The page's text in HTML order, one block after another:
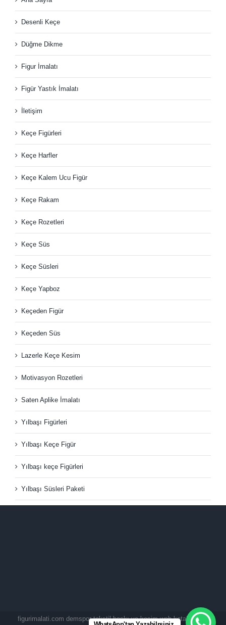
Desenli Keçe
Düğme Dikme
Figur İmalatı
Figür Yastık İmalatı
İletişim
Keçe Figürleri
Keçe Harfler
Keçe Kalem Ucu Figür
Keçe Rakam
Keçe Rozetleri
Keçe Süs
Keçe Süsleri
Keçe Yapboz
Keçeden Figür
Keçeden Süs
Lazerle Keçe Kesim
Motivasyon Rozetleri
Saten Aplike İmalatı
Yılbaşı Figürleri
Yılbaşı Keçe Figür
Yılbaşı keçe Figürleri
Yılbaşı Süsleri Paketi
figurimalati.com demspor tekstil baskı ve kesim web kataloğudur.